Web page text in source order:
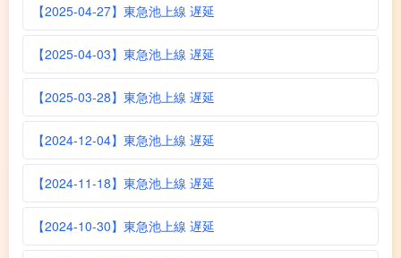
【2025-04-27】東急池上線 遅延
【2025-04-03】東急池上線 遅延
【2025-03-28】東急池上線 遅延
【2024-12-04】東急池上線 遅延
【2024-11-18】東急池上線 遅延
【2024-10-30】東急池上線 遅延